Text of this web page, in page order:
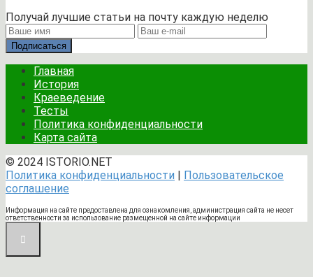
Получай лучшие статьи на почту каждую неделю
Подписаться
Главная
История
Краеведение
Тесты
Политика конфиденциальности
Карта сайта
© 2024 ISTORIO.NET
Политика конфиденциальности | Пользовательское
соглашение
Информация на сайте предоставлена для ознакомления, администрация сайта не несет
ответственности за использование размещенной на сайте информации